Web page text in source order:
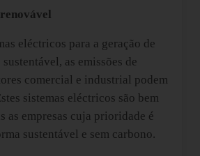
eléctricos para a geração de
as emissões de
comercial e industrial podem
sistemas eléctricos são bem
as empresas cuja prioridade é
sustentável e sem carbono.